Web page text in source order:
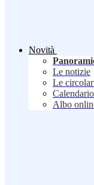
Novità
Le notizie
Le
Albo